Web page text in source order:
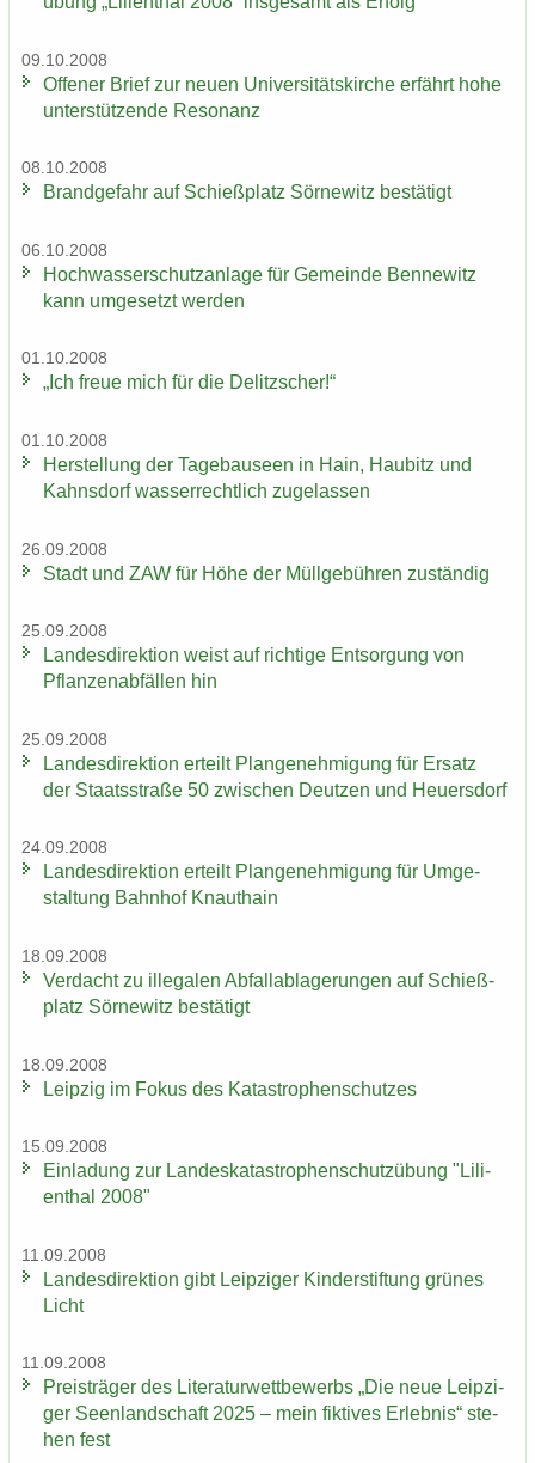
09.10.2008
Of­fe­ner Brief zur neuen Uni­ver­si­täts­kir­che er­fährt hohe
un­ter­stüt­zen­de Re­so­nanz
08.10.2008
Brand­ge­fahr auf Schieß­platz Sör­ne­witz be­stä­tigt
06.10.2008
Hoch­was­ser­schutz­an­la­ge für Ge­mein­de Ben­ne­witz
kann um­ge­setzt wer­den
01.10.2008
„Ich freue mich für die De­litz­scher!“
01.10.2008
Her­stel­lung der Ta­ge­bau­se­en in Hain, Hau­bitz und
Kahns­dorf was­ser­recht­lich zu­ge­las­sen
26.09.2008
Stadt und ZAW für Höhe der Müll­ge­büh­ren zu­stän­dig
25.09.2008
Lan­des­di­rek­ti­on weist auf rich­ti­ge Ent­sor­gung von
Pflan­zen­ab­fäl­len hin
25.09.2008
Lan­des­di­rek­ti­on er­teilt Plan­ge­neh­mi­gung für Er­satz
der Staats­stra­ße 50 zwi­schen Deut­zen und Heu­ers­dorf
24.09.2008
Lan­des­di­rek­ti­on er­teilt Plan­ge­neh­mi­gung für Um­ge­
stal­tung Bahn­hof Knaut­hain
18.09.2008
Ver­dacht zu il­le­ga­len Ab­fall­ab­la­ge­run­gen auf Schieß­
platz Sör­ne­witz be­stä­tigt
18.09.2008
Leip­zig im Fokus des Ka­ta­stro­phen­schut­zes
15.09.2008
Ein­la­dung zur Lan­des­ka­ta­stro­phen­schutz­übung "Li­li­
en­thal 2008"
11.09.2008
Lan­des­di­rek­ti­on gibt Leip­zi­ger Kin­der­stif­tung grü­nes
Licht
11.09.2008
Preis­trä­ger des Li­te­ra­tur­wett­be­werbs „Die neue Leip­zi­
ger Se­en­land­schaft 2025 – mein fik­ti­ves Er­leb­nis“ ste­
hen fest